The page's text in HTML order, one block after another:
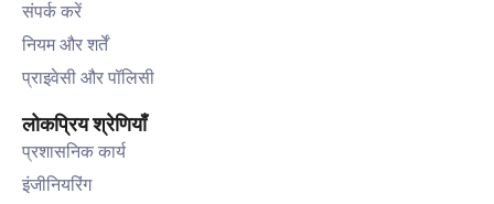
संपर्क करें
नियम और शर्तें
प्राइवेसी और पॉलिसी
लोकप्रिय श्रेणियाँ
प्रशासनिक कार्य
इंजीनियरिंग